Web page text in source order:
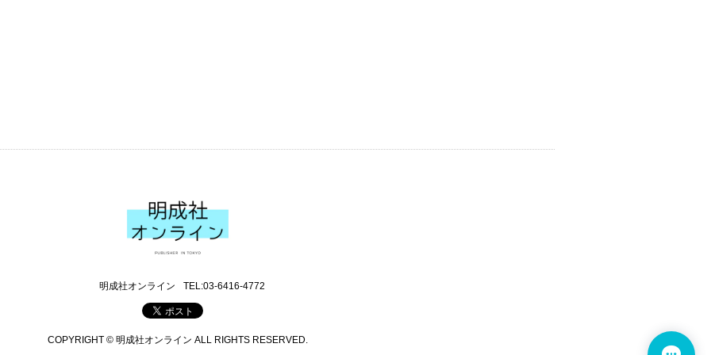
明成社オンライン TEL:03-6416-4772
COPYRIGHT © 明成社オンライン ALL RIGHTS RESERVED.